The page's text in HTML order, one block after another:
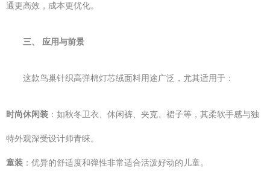
通更高效，成本更优化。
三、 应用与前景
这款鸟巢针织高弹棉灯芯绒面料用途广泛，尤其适用于：
时尚休闲装 ：如秋冬卫衣、休闲裤、夹克、裙子等，其柔软手感与独
特外观深受设计师青睐。
童装 ：优异的舒适度和弹性非常适合活泼好动的儿童。